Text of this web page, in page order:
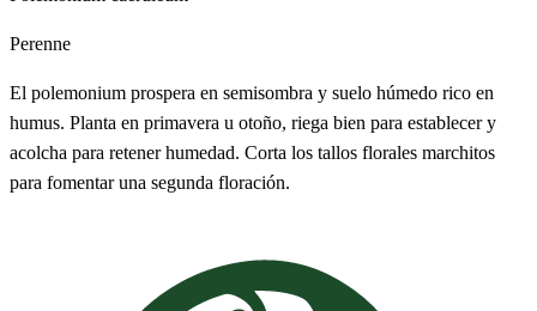
Perenne
El polemonium prospera en semisombra y suelo húmedo rico en
humus. Planta en primavera u otoño, riega bien para establecer y
acolcha para retener humedad. Corta los tallos florales marchitos
para fomentar una segunda floración.